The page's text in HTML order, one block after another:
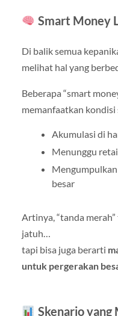
Smart Money
Di balik semua
melihat hal yang
Beberapa “smart
memanfaatkan
Akumulasi di
Menunggu
besar
Artinya, “tanda
jatuh…
tapi bisa juga berarti
untuk pergerakan
Skenario yang